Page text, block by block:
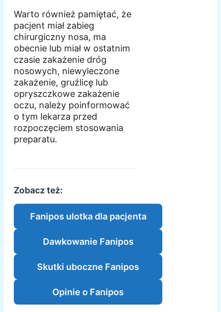
Warto również pamiętać, że
pacjent miał zabieg
chirurgiczny nosa, ma
obecnie lub miał w ostatnim
czasie zakażenie dróg
nosowych, niewyleczone
zakażenie, gruźlicę lub
opryszczkowe zakażenie
oczu, należy poinformować
o tym lekarza przed
rozpoczęciem stosowania
preparatu.
Zobacz też:
Fanipos ulotka dla pacjenta
Dawkowanie Fanipos
Skutki uboczne Fanipos
Opinie o Fanipos